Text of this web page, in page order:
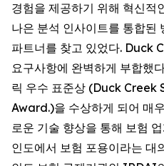
경험을 제공하기 위해 혁신적
나은 분석 인사이트를 통합된
파트너를 찾고 있었다. Duck
요구사항에 완벽하게 부합했
릭 우수 표준상 (Duck
Award.)을 수상하게 되어 매
로운 기술 향상을 통해 보험
인도에서 보험 포용이라는 대